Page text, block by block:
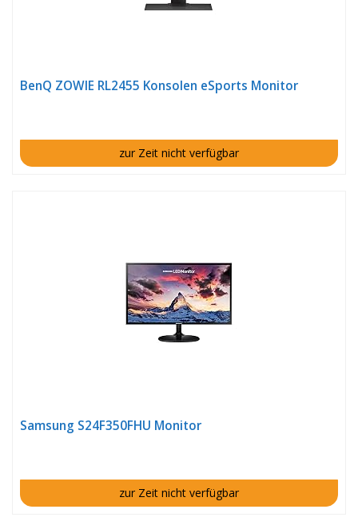
BenQ ZOWIE RL2455 Konsolen eSports Monitor
zur Zeit nicht verfügbar
Samsung S24F350FHU Monitor
zur Zeit nicht verfügbar